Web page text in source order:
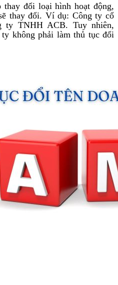
thay đổi loại hình hoạt động,
thay đổi. Ví dụ: Công ty cổ
ty TNHH ACB. Tuy nhiên,
không phải làm thủ tục đổi